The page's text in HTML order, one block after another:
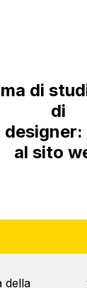
di
di
al sito
della